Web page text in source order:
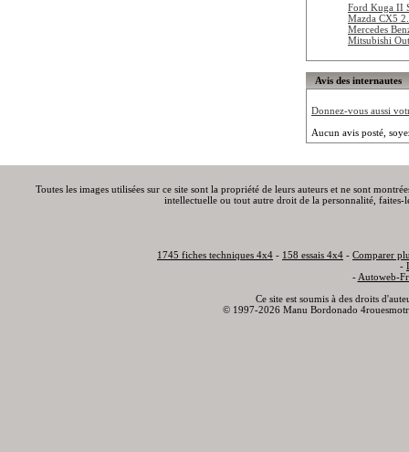
Ford Kuga II
Mazda CX5
Mercedes
Mitsubishi
Avis des internautes
Donnez-vous aussi
Aucun avis posté,
Toutes les images utilisées sur ce site sont la propriété de leurs auteurs et ne sont
intellectuelle ou tout autre droit de la personnalité,
1745 fiches techniques 4x4 - 158 essais 4x4 - Comparer
-
- Autoweb-
Ce site est soumis à des droits
© 1997-2026 Manu Bordonado